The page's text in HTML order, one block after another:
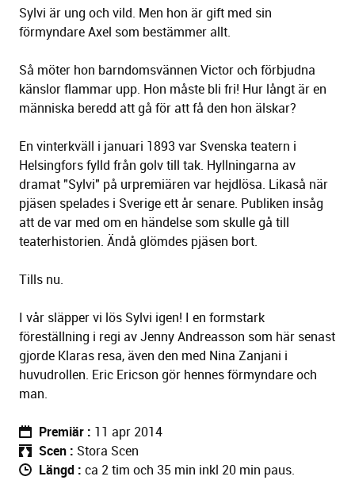
Sylvi är ung och vild. Men hon är gift med sin
förmyndare Axel som bestämmer allt.
Så möter hon barndomsvännen Victor och förbjudna
känslor flammar upp. Hon måste bli fri! Hur långt är en
människa beredd att gå för att få den hon älskar?
En vinterkväll i januari 1893 var Svenska teatern i
Helsingfors fylld från golv till tak. Hyllningarna av
dramat "Sylvi" på urpremiären var hejdlösa. Likaså när
pjäsen spelades i Sverige ett år senare. Publiken insåg
att de var med om en händelse som skulle gå till
teaterhistorien. Ändå glömdes pjäsen bort.
Tills nu.
I vår släpper vi lös Sylvi igen! I en formstark
föreställning i regi av Jenny Andreasson som här senast
gjorde Klaras resa, även den med Nina Zanjani i
huvudrollen. Eric Ericson gör hennes förmyndare och
man.
Premiär
11 apr 2014
Scen
Stora Scen
Längd ca 2 tim och 35 min inkl 20 min paus.